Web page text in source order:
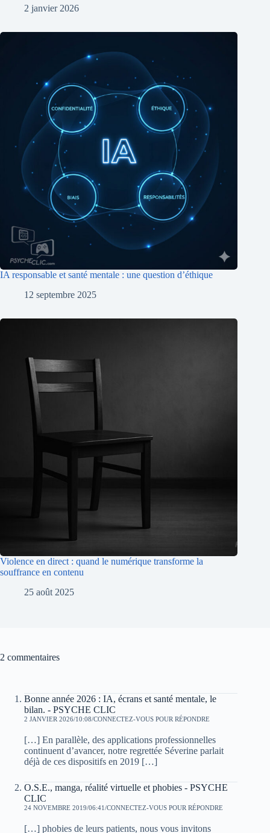
2 janvier 2026
IA responsable et santé mentale : une question d’éthique
12 septembre 2025
Violence en direct : quand le numérique transforme la
souffrance en contenu
25 août 2025
2 commentaires
Bonne année 2026 : IA, écrans et santé mentale, le
bilan. - PSYCHE CLIC
2 JANVIER 2026/10:08 CONNECTEZ-VOUS POUR RÉPONDRE
[…] En parallèle, des applications professionnelles
continuent d’avancer, notre regrettée Séverine parlait
déjà de ces dispositifs en 2019 […]
O.S.E., manga, réalité virtuelle et phobies - PSYCHE
CLIC
24 NOVEMBRE 2019/06:41 CONNECTEZ-VOUS POUR RÉPONDRE
[…] phobies de leurs patients, nous vous invitons